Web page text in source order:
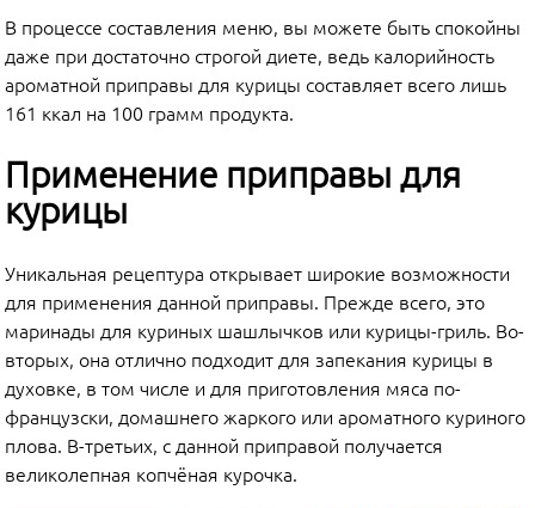
В процессе составления меню, вы можете быть спокойны
даже при достаточно строгой диете, ведь калорийность
ароматной приправы для курицы составляет всего лишь
161 ккал на 100 грамм продукта.
Применение приправы для
курицы
Уникальная рецептура открывает широкие возможности
для применения данной приправы. Прежде всего, это
маринады для куриных шашлычков или курицы-гриль. Во-
вторых, она отлично подходит для запекания курицы в
духовке, в том числе и для приготовления мяса по-
французски, домашнего жаркого или ароматного куриного
плова. В-третьих, с данной приправой получается
великолепная копчёная курочка.